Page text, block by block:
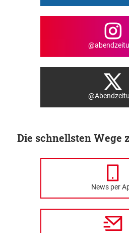
Die schnellsten Wege
News per